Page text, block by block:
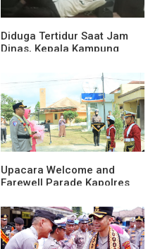
Diduga Tertidur Saat Jam
Dinas, Kepala Kampung
Upacara Welcome and
Farewell Parade Kapolres
Berlangsung Khidmat